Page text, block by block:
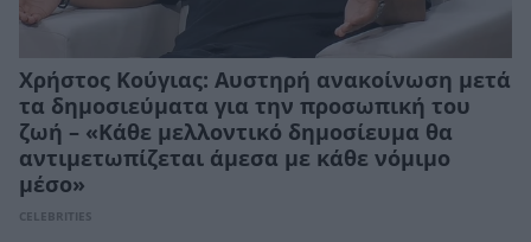
Χρήστος Κούγιας: Αυστηρή ανακοίνωση μετά
τα δημοσιεύματα για την προσωπική του
ζωή – «Κάθε μελλοντικό δημοσίευμα θα
αντιμετωπίζεται άμεσα με κάθε νόμιμο
μέσο»
CELEBRITIES